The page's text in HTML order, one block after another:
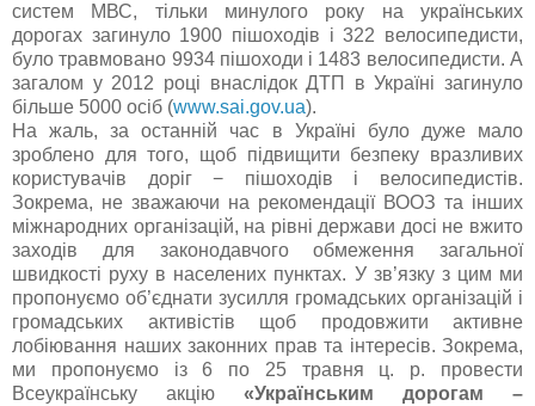
систем МВС, тільки минулого року на українських
дорогах загинуло 1900 пішоходів і 322 велосипедисти,
було травмовано 9934 пішоходи і 1483 велосипедисти. А
загалом у 2012 році внаслідок ДТП в Україні загинуло
більше 5000 осіб (www.sai.gov.ua).
На жаль, за останній час в Україні було дуже мало
зроблено для того, щоб підвищити безпеку вразливих
користувачів доріг − пішоходів і велосипедистів.
Зокрема, не зважаючи на рекомендації ВООЗ та інших
міжнародних організацій, на рівні держави досі не вжито
заходів для законодавчого обмеження загальної
швидкості руху в населених пунктах. У зв’язку з цим ми
пропонуємо об’єднати зусилля громадських організацій і
громадських активістів щоб продовжити активне
лобіювання наших законних прав та інтересів. Зокрема,
ми пропонуємо із 6 по 25 травня ц. р. провести
Всеукраїнську акцію «Українським дорогам –